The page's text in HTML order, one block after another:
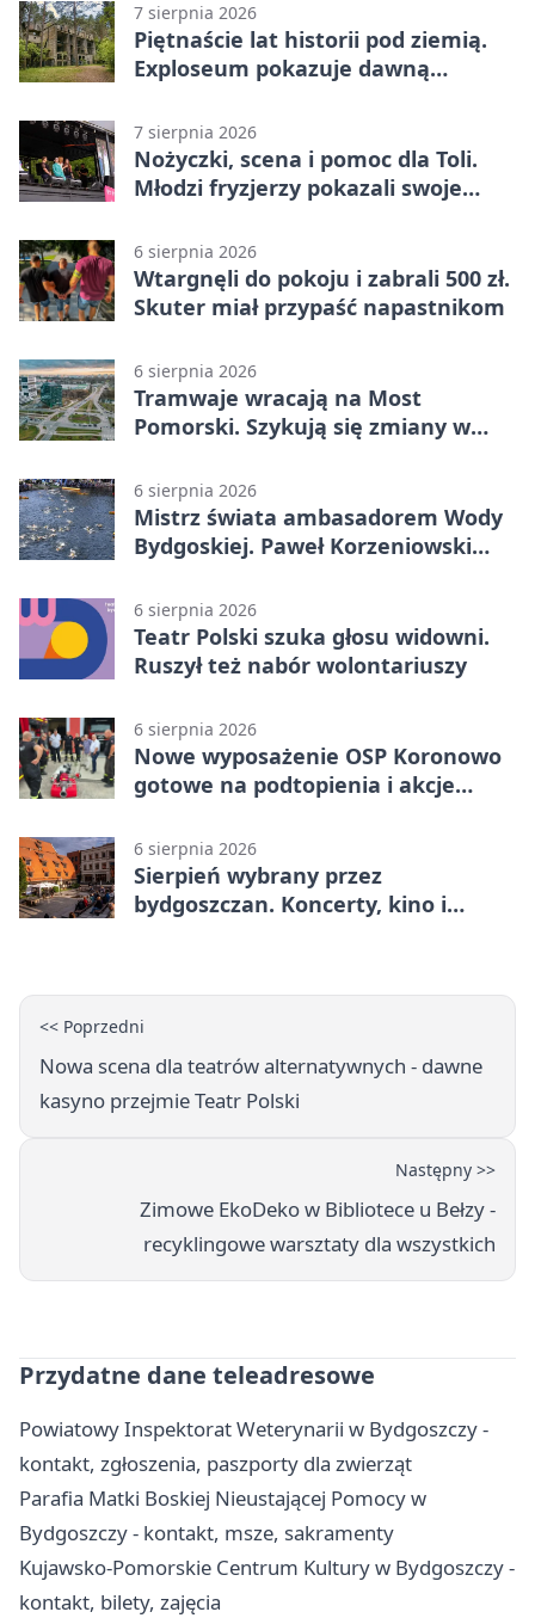
7 sierpnia 2026
Piętnaście lat historii pod ziemią.
Exploseum pokazuje dawną
7 sierpnia 2026
Nożyczki, scena i pomoc dla Toli.
Młodzi fryzjerzy pokazali swoje
6 sierpnia 2026
Wtargnęli do pokoju i zabrali 500 zł.
Skuter miał przypaść napastnikom
6 sierpnia 2026
Tramwaje wracają na Most
Pomorski. Szykują się zmiany w
6 sierpnia 2026
Mistrz świata ambasadorem Wody
Bydgoskiej. Paweł Korzeniowski
6 sierpnia 2026
Teatr Polski szuka głosu widowni.
Ruszył też nabór wolontariuszy
6 sierpnia 2026
Nowe wyposażenie OSP Koronowo
gotowe na podtopienia i akcje
6 sierpnia 2026
Sierpień wybrany przez
bydgoszczan. Koncerty, kino i
<< Poprzedni
Nowa scena dla teatrów alternatywnych - dawne
kasyno przejmie Teatr Polski
Następny >>
Zimowe EkoDeko w Bibliotece u Bełzy -
recyklingowe warsztaty dla wszystkich
Przydatne dane teleadresowe
Powiatowy Inspektorat Weterynarii w Bydgoszczy -
kontakt, zgłoszenia, paszporty dla zwierząt
Parafia Matki Boskiej Nieustającej Pomocy w
Bydgoszczy - kontakt, msze, sakramenty
Kujawsko-Pomorskie Centrum Kultury w Bydgoszczy -
kontakt, bilety, zajęcia